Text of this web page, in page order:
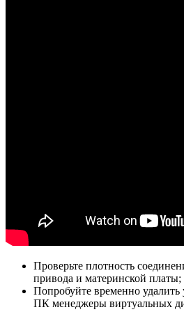
Проверьте плотность
привода и материнской платы;
Попробуйте временно
ПК менеджеры виртуальных